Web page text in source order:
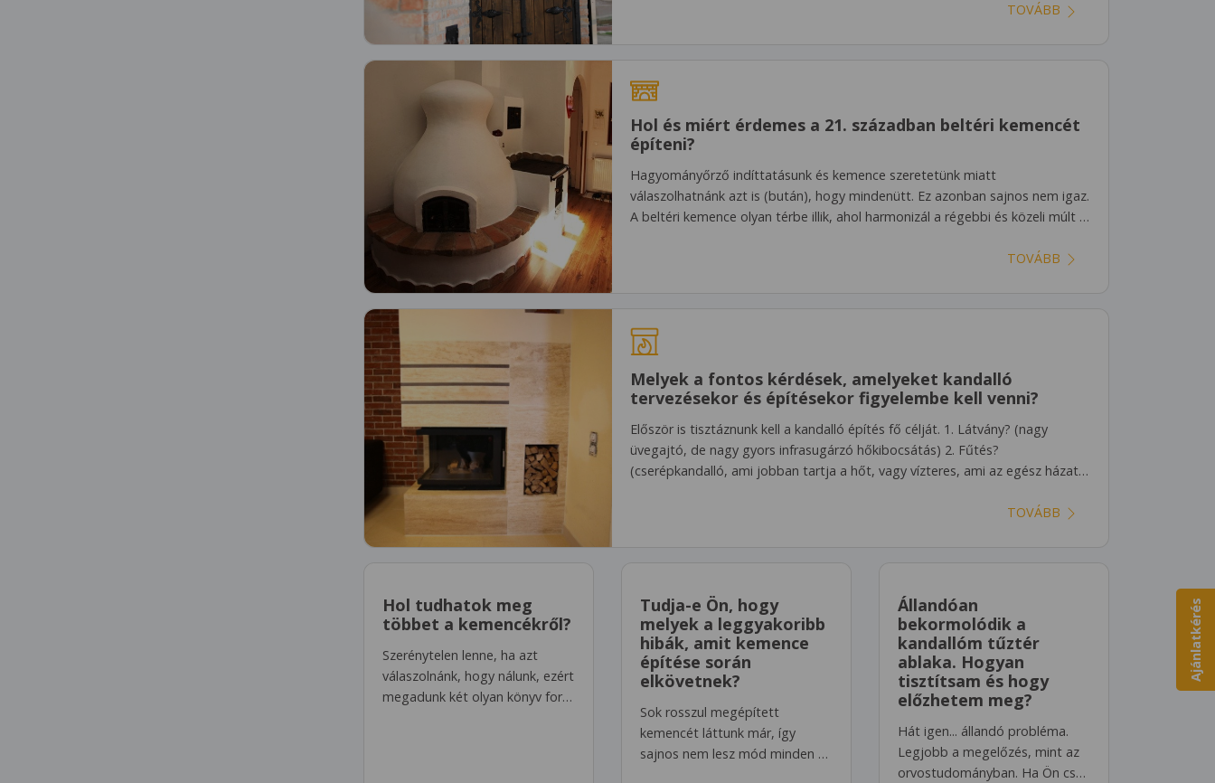
TOVÁBB
Hol és miért érdemes a 21. században beltéri kemencét
építeni?
Hagyományőrző indíttatásunk és kemence szeretetünk miatt
válaszolhatnánk azt is (bután), hogy mindenütt. Ez azonban sajnos nem igaz.
A beltéri kemence olyan térbe illik, ahol harmonizál a régebbi és közeli múlt …
TOVÁBB
Melyek a fontos kérdések, amelyeket kandalló
tervezésekor és építésekor figyelembe kell venni?
Először is tisztáznunk kell a kandalló építés fő célját. 1. Látvány? (nagy
üvegajtó, de nagy gyors infrasugárzó hőkibocsátás) 2. Fűtés?
(cserépkandalló, ami jobban tartja a hőt, vagy vízteres, ami az egész házat…
TOVÁBB
Hol tudhatok meg
többet a kemencékről?
Szerénytelen lenne, ha azt
válaszolnánk, hogy nálunk, ezért
megadunk két olyan könyv for…
Tudja-e Ön, hogy
melyek a leggyakoribb
hibák, amit kemence
építése során
elkövetnek?
Sok rosszul megépített
kemencét láttunk már, így
sajnos nem lesz mód minden …
Állandóan
bekormolódik a
kandallóm tűztér
ablaka. Hogyan
tisztítsam és hogy
előzhetem meg?
Hát igen... állandó probléma.
Legjobb a megelőzés, mint az
orvostudományban. Ha Ön cs…
Ajánlatkérés